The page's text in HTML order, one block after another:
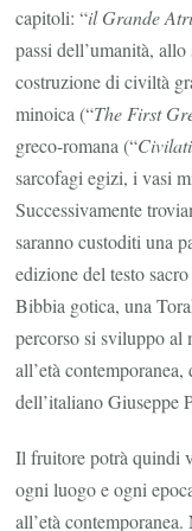
capitoli: “il Grande
passi dell’umanità,
costruzione di civiltà
minoica (“The First
greco-romana (“
sarcofagi egizi, i vasi
Successivamente
saranno custoditi una
edizione del testo
Bibbia gotica, una
percorso si sviluppo al
all’età contemporanea,
dell’italiano Giuseppe
Il fruitore potrà quindi
ogni luogo e ogni
all’età